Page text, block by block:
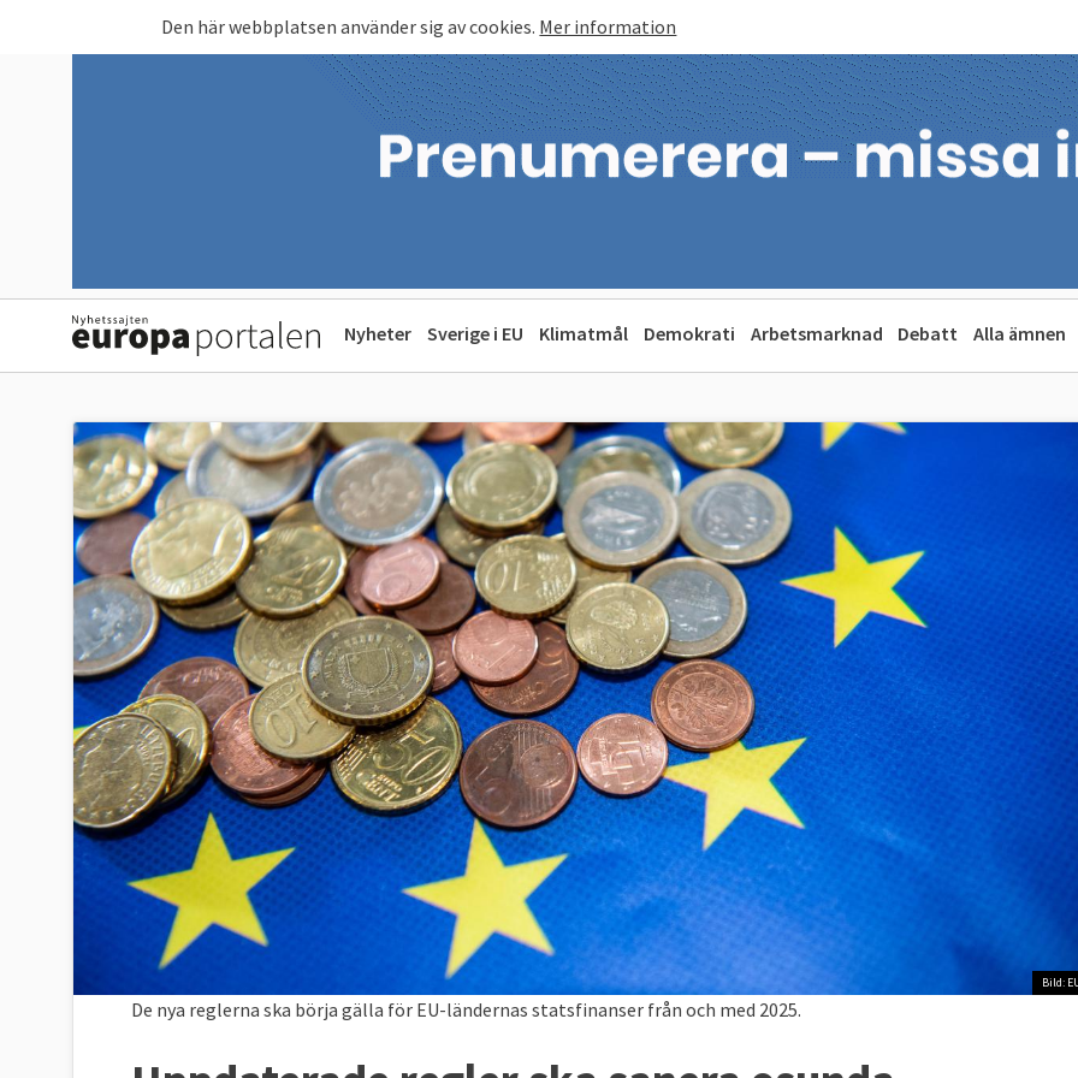
Den här webbplatsen använder sig av cookies. Mer information
Nyheter Sverige i EU Klimatmål Demokrati Arbetsmarknad Debatt Alla ämnen
Bild:
De nya reglerna ska börja gälla för EU-ländernas statsfinanser från och med 2025.